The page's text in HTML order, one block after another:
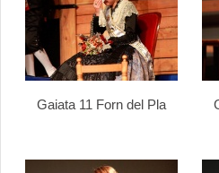
Gaiata 11 Forn del Pla